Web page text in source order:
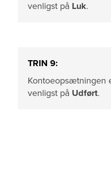
venligst på Luk.
TRIN 9:
Kontoeopsætningen
venligst på Udført.